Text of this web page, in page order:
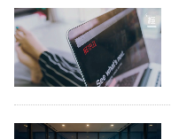
區